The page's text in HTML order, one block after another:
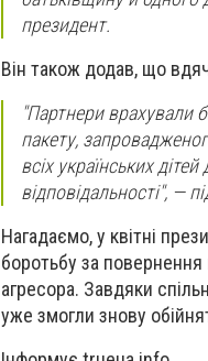
президент.
Він також додав, що
"Партнери врахували
пакету,
всіх українських
відповідальності", —
Нагадаємо, у квітні
боротьбу за повернення
агресора. Завдяки
уже змогли знову